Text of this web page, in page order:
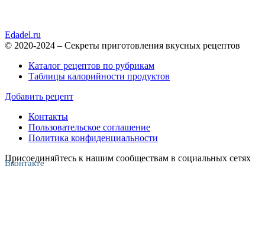
Edadel.ru
© 2020-2024 – Секреты приготовления вкусных рецептов
Каталог рецептов по рубрикам
Таблицы калорийности продуктов
Добавить рецепт
Контакты
Пользовательское соглашение
Политика конфиденциальности
Присоединяйтесь к нашим сообществам в социальных сетях
Вконтакте